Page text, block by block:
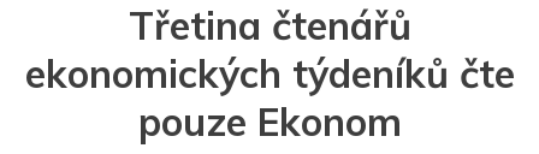
Třetina čtenářů
ekonomických týdeníků čte
pouze Ekonom